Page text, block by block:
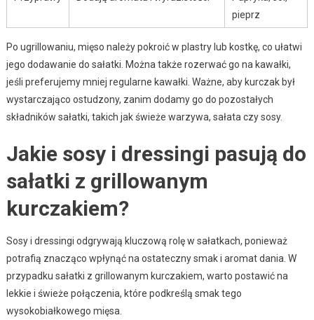
pieprz
Po ugrillowaniu, mięso należy pokroić w plastry lub kostkę, co ułatwi
jego dodawanie do sałatki. Można także rozerwać go na kawałki,
jeśli preferujemy mniej regularne kawałki. Ważne, aby kurczak był
wystarczająco ostudzony, zanim dodamy go do pozostałych
składników sałatki, takich jak świeże warzywa, sałata czy sosy.
Jakie sosy i dressingi pasują do
sałatki z grillowanym
kurczakiem?
Sosy i dressingi odgrywają kluczową rolę w sałatkach, ponieważ
potrafią znacząco wpłynąć na ostateczny smak i aromat dania. W
przypadku sałatki z grillowanym kurczakiem, warto postawić na
lekkie i świeże połączenia, które podkreślą smak tego
wysokobiałkowego mięsa.